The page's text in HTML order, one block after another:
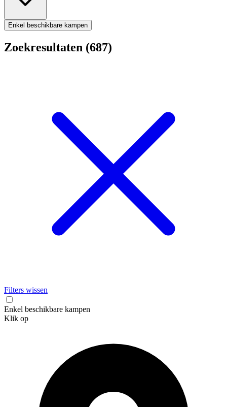
Enkel beschikbare kampen
Zoekresultaten (687)
Filters wissen
Enkel beschikbare kampen
Klik op